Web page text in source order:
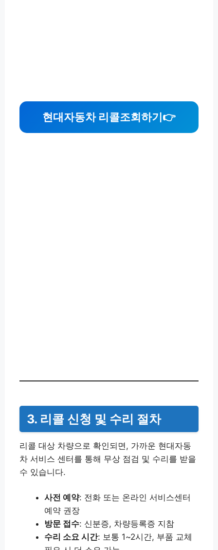
현대자동차 리콜조회하기👉
3. 리콜 신청 및 수리 절차
리콜 대상 차량으로 확인되면, 가까운 현대자동
차 서비스 센터를 통해 무상 점검 및 수리를 받을
수 있습니다.
사전 예약: 전화 또는 온라인 서비스센터
예약 권장
방문 접수: 신분증, 차량등록증 지참
수리 소요 시간: 보통 1~2시간, 부품 교체